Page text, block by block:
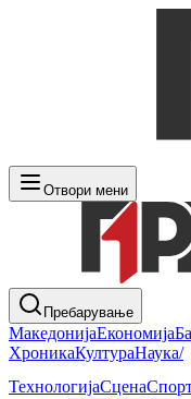
Отвори мени
Пребарување
МакедонијаЕкономија
ХроникаКултураНаука/
ТехнологијаСцена